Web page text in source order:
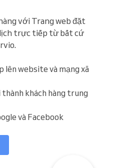
với Trang web đặt
trực tiếp từ bất cứ
website và mạng xã
khách hàng trung
và Facebook